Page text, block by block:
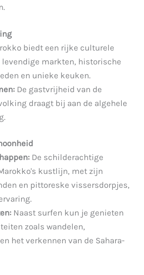
biedt een rijke culturele
markten, historische
en unieke keuken.
De gastvrijheid van de
draagt bij aan de algehele
De schilderachtige
kustlijn, met zijn
en pittoreske vissersdorpjes,
Naast surfen kun je genieten
zoals wandelen,
het verkennen van de Sahara-